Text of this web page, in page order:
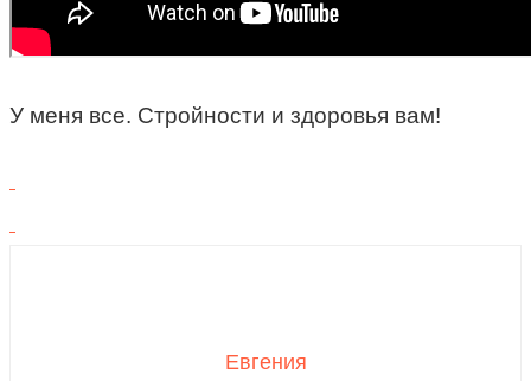
У меня все. Стройности и здоровья вам!
Евгения